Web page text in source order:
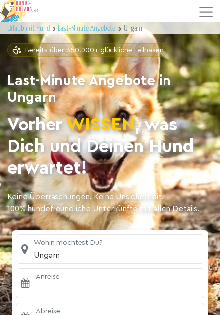
Urlaub mit Hund Last-Minute Angebote Ungarn
Bereits über 350.000+ glückliche Fellnasen
Last-Minute Angebote in
Ungarn
VorherWISSEN, was
Dich und Deinen Hund
erwartet!
Keine Überraschungen. Keine Unsicherheit.
100% hundefreundliche Unterkünfte mit allen Details.
Wohin möchtest Du?
Ungarn
Anreise
Abreise